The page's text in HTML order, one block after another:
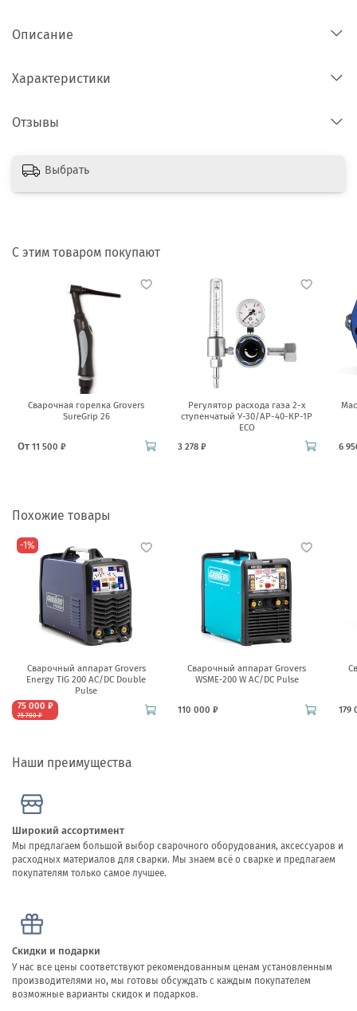
Описание
Характеристики
Отзывы
Выбрать
С этим товаром покупают
Сварочная горелка Grovers
SureGrip 26
От 11 500 ₽
Регулятор расхода газа 2-х
ступенчатый У-30/АР-40-КР-1Р
ECO
3 278 ₽
6
Похожие товары
-1%
Сварочный аппарат Grovers
Energy TIG 200 AC/DC Double
Pulse
75 000 ₽
75 700 ₽
Сварочный аппарат Grovers
WSME-200 W AC/DC Pulse
110 000 ₽ 179
Наши преимущества
Широкий ассортимент
Мы предлагаем большой выбор сварочного оборудования, аксессуаров и
расходных материалов для сварки. Мы знаем всё о сварке и предлагаем
покупателям только самое лучшее.
Скидки и подарки
У нас все цены соответствуют рекомендованным ценам установленным
производителями но, мы готовы обсуждать с каждым покупателем
возможные варианты скидок и подарков.